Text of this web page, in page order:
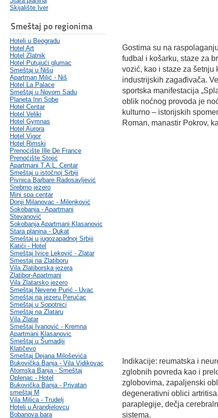
Skijalište Iver
Smeštaj po regionima
Hoteli u Beogradu
Hotel Art
Hotel Zlatnik
Hotel Putujući glumac
Smeštaj u Nišu
Apartman Milić - Niš
Hotel La Palace
Smeštaj u Novom Sadu
Planeta Inn Sobe
Hotel Centar
Hotel Veliki
Hotel Gymnas
Hotel Aurora
Hotel Vigor
Hotel Rimski
Prenoćište Ille De France
Prenoćište Stojić
Apartmani T.A.L. Centar
Smeštaj u istočnoj Srbiji
Pivnica Barbare Radosavljević
Srebrno jezero
Mini spa centar
Donji Milanovac - Milenković
Sokobanja - Apartmani
Stevanović
Sokobanja Apartmani Klasanovic
Stara planina - Dukat
Smeštaj u jugozapadnoj Srbiji
Katići - Hotel
Smeštaj Ivice Leković - Zlatar
Smestaj na Zlatiboru
Vila Zlatiborska jezera
Zlatibor-Apartmani
Vila Zlatarsko jezero
Smeštaj Nevene Purić - Uvac
Smeštaj na jezeru Perućac
Smeštaj u Sopotnici
Smeštaj na Zlataru
Vila Zlatar
Smeštaj Ivanović - Kremna
Apartmani Klasanovic
Smeštaj u Šumadiji
Klatičevo
Smeštaj Dejana Miloševića
Bukovička Banja - Vila Vidikovac
Atomska Banja - Smeštaj
Oplenac - Hotel
Bukovička Banja - Privatan
smeštaj M
Vila Milica - Trudelj
Hoteli u Arandjelovcu
Bobanova bara
Gostima su na
fudbal i košarku, staze za
vozić, kao i staze za šetnju
industrijskih zagađivača.
sportska manifestacija
oblik noćnog provoda je
kulturno – istorijskih
Roman, manastir Pokrov,
Indikacije: reumatska i
zglobnih povreda kao i
zglobovima, zapaljenski
degenerativni oblici
paraplegije, dečja
sistema.